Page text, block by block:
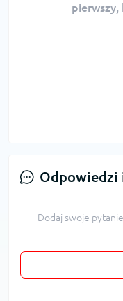
pierwszy,
Odpowiedzi
Dodaj swoje